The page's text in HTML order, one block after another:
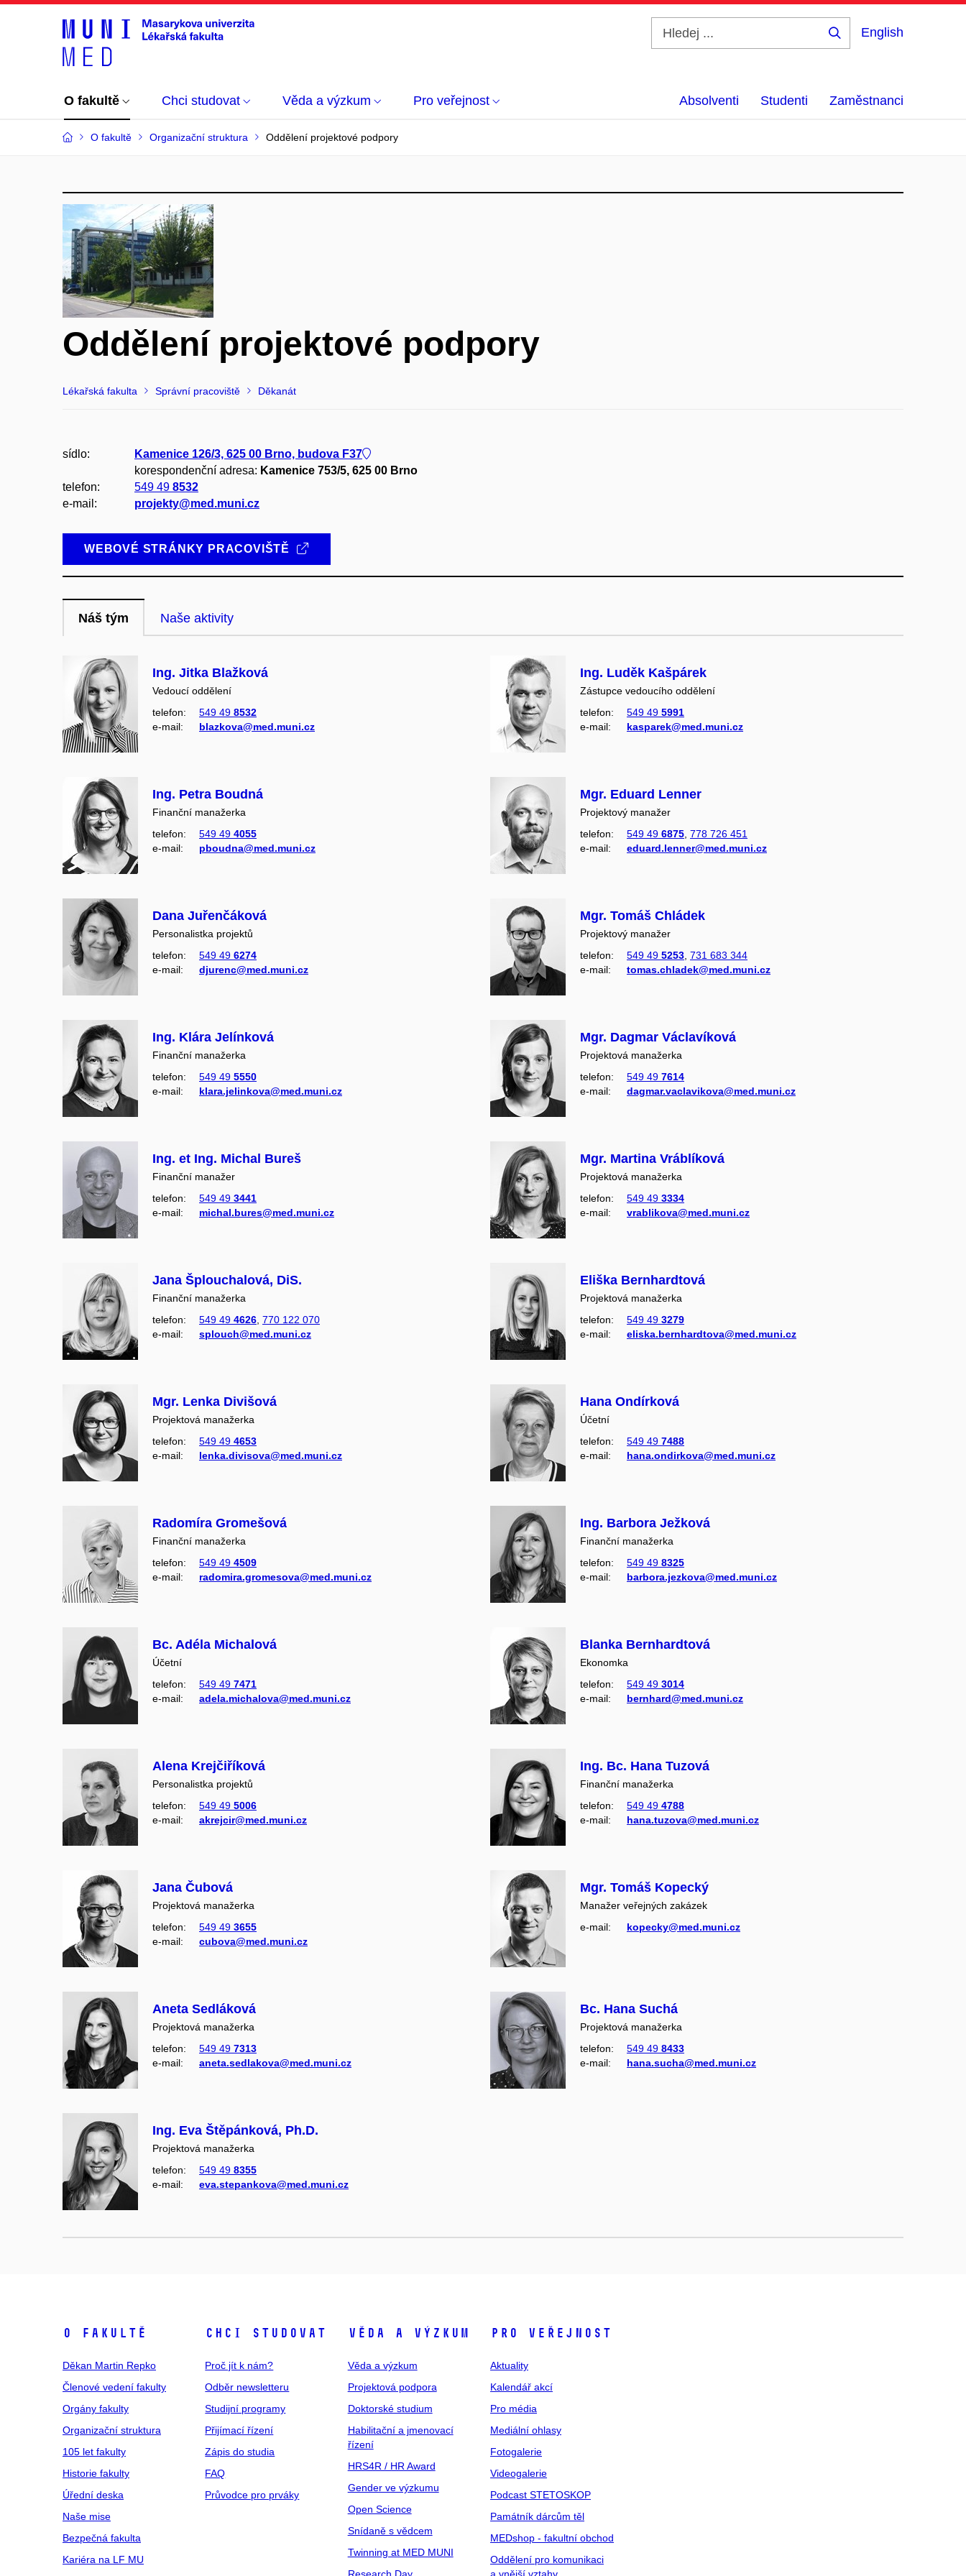
English
O fakultě Chci studovat Věda a výzkum Pro veřejnost Absolventi Studenti Zaměstnanci
O fakultě Organizační struktura Oddělení projektové podpory
Oddělení projektové podpory
Lékařská fakulta Správní pracoviště Děkanát
sídlo:
Kamenice 126/3, 625 00 Brno, budova F37
korespondenční adresa: Kamenice 753/5, 625 00 Brno
telefon:
549 49 8532
e-mail:
projekty@med.muni.cz
WEBOVÉ STRÁNKY PRACOVIŠTĚ
Náš tým Naše aktivity
Ing. Jitka Blažková
Vedoucí oddělení
telefon:
549 49 8532
e‑mail:
blazkova@med.muni.cz
Ing. Luděk Kašpárek
Zástupce vedoucího oddělení
telefon:
549 49 5991
e‑mail:
kasparek@med.muni.cz
Ing. Petra Boudná
Finanční manažerka
telefon:
549 49 4055
e‑mail:
pboudna@med.muni.cz
Mgr. Eduard Lenner
Projektový manažer
telefon:
549 49 6875 778 726 451
e‑mail:
eduard.lenner@med.muni.cz
Dana Juřenčáková
Personalistka projektů
telefon:
549 49 6274
e‑mail:
djurenc@med.muni.cz
Mgr. Tomáš Chládek
Projektový manažer
telefon:
549 49 5253 731 683 344
e‑mail:
tomas.chladek@med.muni.cz
Ing. Klára Jelínková
Finanční manažerka
telefon:
549 49 5550
e‑mail:
klara.jelinkova@med.muni.cz
Mgr. Dagmar Václavíková
Projektová manažerka
telefon:
549 49 7614
e‑mail:
dagmar.vaclavikova@med.muni.cz
Ing. et Ing. Michal Bureš
Finanční manažer
telefon:
549 49 3441
e‑mail:
michal.bures@med.muni.cz
Mgr. Martina Vráblíková
Projektová manažerka
telefon:
549 49 3334
e‑mail:
vrablikova@med.muni.cz
Jana Šplouchalová, DiS.
Finanční manažerka
telefon:
549 49 4626 770 122 070
e‑mail:
splouch@med.muni.cz
Eliška Bernhardtová
Projektová manažerka
telefon:
549 49 3279
e‑mail:
eliska.bernhardtova@med.muni.cz
Mgr. Lenka Divišová
Projektová manažerka
telefon:
549 49 4653
e‑mail:
lenka.divisova@med.muni.cz
Hana Ondírková
Účetní
telefon:
549 49 7488
e‑mail:
hana.ondirkova@med.muni.cz
Radomíra Gromešová
Finanční manažerka
telefon:
549 49 4509
e‑mail:
radomira.gromesova@med.muni.cz
Ing. Barbora Ježková
Finanční manažerka
telefon:
549 49 8325
e‑mail:
barbora.jezkova@med.muni.cz
Bc. Adéla Michalová
Účetní
telefon:
549 49 7471
e‑mail:
adela.michalova@med.muni.cz
Blanka Bernhardtová
Ekonomka
telefon:
549 49 3014
e‑mail:
bernhard@med.muni.cz
Alena Krejčiříková
Personalistka projektů
telefon:
549 49 5006
e‑mail:
akrejcir@med.muni.cz
Ing. Bc. Hana Tuzová
Finanční manažerka
telefon:
549 49 4788
e‑mail:
hana.tuzova@med.muni.cz
Jana Čubová
Projektová manažerka
telefon:
549 49 3655
e‑mail:
cubova@med.muni.cz
Mgr. Tomáš Kopecký
Manažer veřejných zakázek
e‑mail:
kopecky@med.muni.cz
Aneta Sedláková
Projektová manažerka
telefon:
549 49 7313
e‑mail:
aneta.sedlakova@med.muni.cz
Bc. Hana Suchá
Projektová manažerka
telefon:
549 49 8433
e‑mail:
hana.sucha@med.muni.cz
Ing. Eva Štěpánková, Ph.D.
Projektová manažerka
telefon:
549 49 8355
e‑mail:
eva.stepankova@med.muni.cz
O fakultě
Děkan Martin Repko
Členové vedení fakulty
Orgány fakulty
Organizační struktura
105 let fakulty
Historie fakulty
Úřední deska
Naše mise
Bezpečná fakulta
Kariéra na LF MU
Chci studovat
Proč jít k nám?
Odběr newsletteru
Studijní programy
Přijímací řízení
Zápis do studia
FAQ
Průvodce pro prváky
Věda a výzkum
Věda a výzkum
Projektová podpora
Doktorské studium
Habilitační a jmenovací
řízení
HRS4R / HR Award
Gender ve výzkumu
Open Science
Snídaně s vědcem
Twinning at MED MUNI
Research Day
Pro veřejnost
Aktuality
Kalendář akcí
Pro média
Mediální ohlasy
Fotogalerie
Videogalerie
Podcast STETOSKOP
Památník dárcům těl
MEDshop - fakultní obchod
Oddělení pro komunikaci
a vnější vztahy